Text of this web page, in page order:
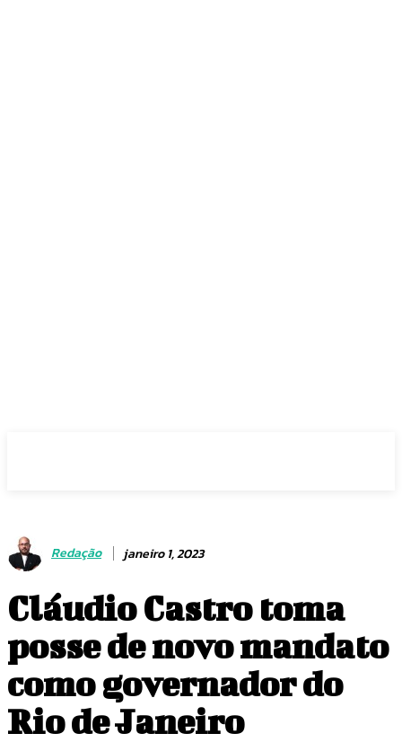
Redação janeiro 1, 2023
Cláudio Castro toma
posse de novo mandato
como governador do
Rio de Janeiro